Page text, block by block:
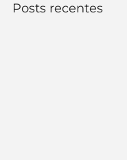
Posts recentes